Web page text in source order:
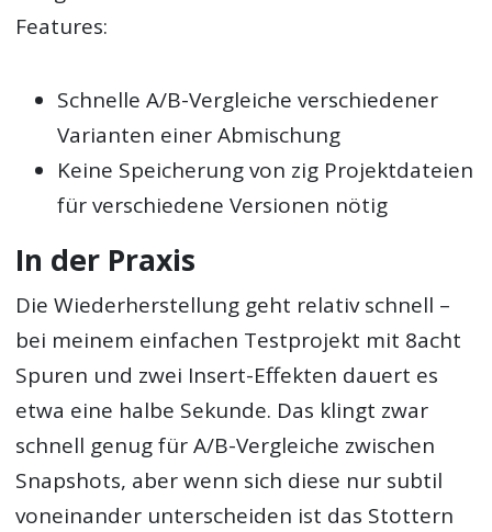
Features:
Schnelle A/B-Vergleiche verschiedener
Varianten einer Abmischung
Keine Speicherung von zig Projektdateien
für verschiedene Versionen nötig
In der Praxis
Die Wiederherstellung geht relativ schnell –
bei meinem einfachen Testprojekt mit 8acht
Spuren und zwei Insert-Effekten dauert es
etwa eine halbe Sekunde. Das klingt zwar
schnell genug für A/B-Vergleiche zwischen
Snapshots, aber wenn sich diese nur subtil
voneinander unterscheiden ist das Stottern